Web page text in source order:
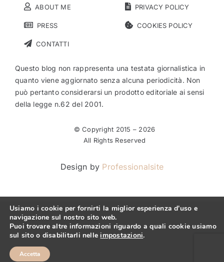
ABOUT ME
PRESS
CONTATTI
PRIVACY POLICY
COOKIES POLICY
Questo blog non rappresenta una testata giornalistica in
quanto viene aggiornato senza alcuna periodicità. Non
può pertanto considerarsi un prodotto editoriale ai sensi
della legge n.62 del 2001.
© Copyright 2015 – 2026
All Rights Reserved
Design by Professionalsite
Usiamo i cookie per fornirti la miglior esperienza d'uso e
navigazione sul nostro sito web.
Puoi trovare altre informazioni riguardo a quali cookie usiamo
sul sito o disabilitarli nelleimpostazioni.
Accetta